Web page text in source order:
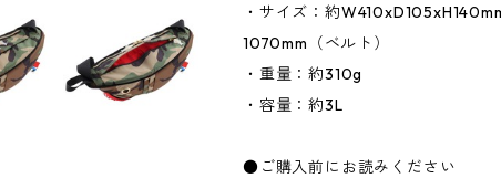
・サイズ：約
1070mm（ベルト）
・重量：約310g
・容量：約3L
●ご購入前にお読みください